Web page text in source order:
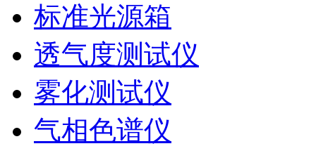
标准光源箱
透气度测试仪
雾化测试仪
气相色谱仪